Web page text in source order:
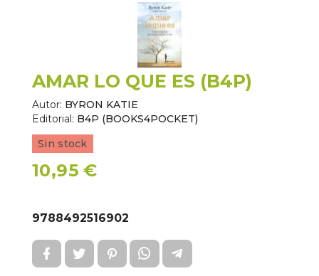
AMAR LO QUE ES (B4P)
Autor: BYRON KATIE
Editorial: B4P (BOOKS4POCKET)
Sin stock
10,95 €
9788492516902